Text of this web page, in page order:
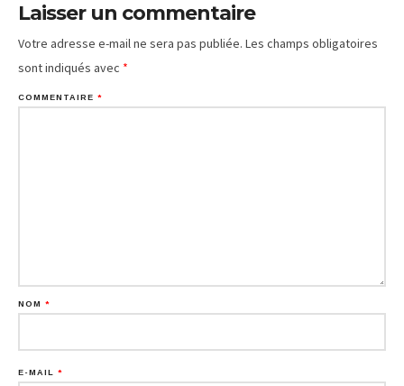
Laisser un commentaire
Votre adresse e-mail ne sera pas publiée. Les champs obligatoires
sont indiqués avec *
COMMENTAIRE *
NOM *
E-MAIL *